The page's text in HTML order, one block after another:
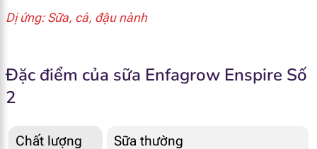
Dị ứng: Sữa, cá, đậu nành
Đặc điểm của sữa Enfagrow Enspire Số
2
Chất lượng Sữa thường